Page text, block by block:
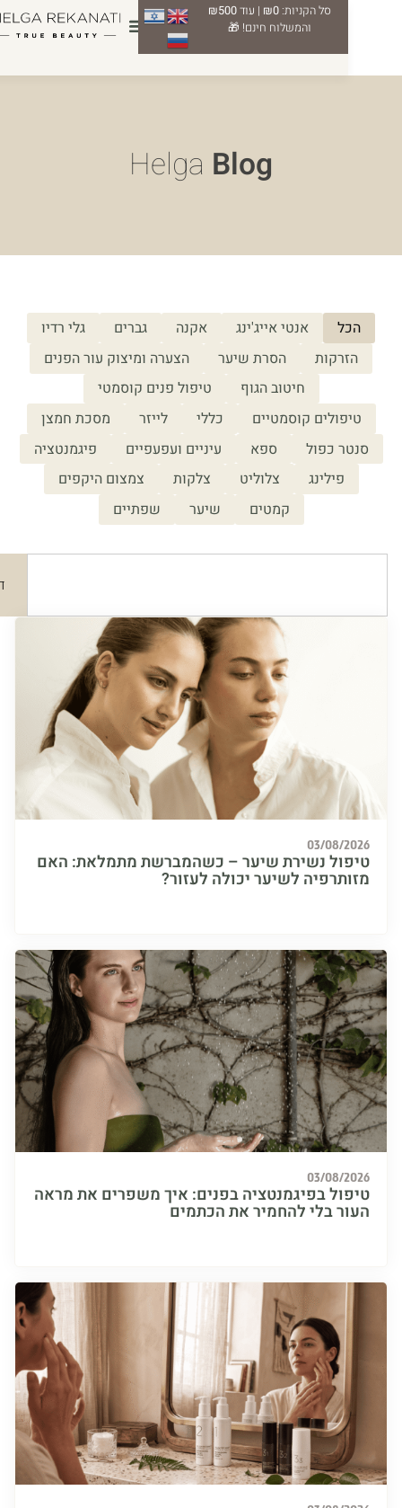
₪0| עוד₪500
והמשלוח חינם! 🎁
0
HelgaBlog
אנטי אייג'ינג אקנה גברים
גלי רדיו
הסרת שיער
הצערה ומיצוק עור הפנים
חיטוב הגוף
טיפול פנים קוסמטי
קוסמטיים
כללי לייזר
מסכת חמצן
כפול
ספא עיניים ועפעפיים
פיגמנטציה
צלוליט צלקות
צמצום היקפים
שיער שפתיים
03/08/
נשירת שיער – כשהמברשת מתמלאת: האם
לשיער יכולה לעזור?
03/08/
בפיגמנטציה בפנים: איך משפרים את מראה
בלי להחמיר את הכתמים